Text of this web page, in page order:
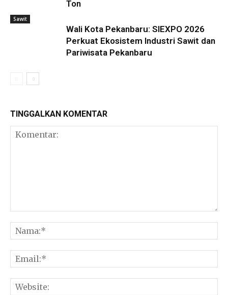
Ton
Sawit
Wali Kota Pekanbaru: SIEXPO 2026
Perkuat Ekosistem Industri Sawit dan
Pariwisata Pekanbaru
TINGGALKAN KOMENTAR